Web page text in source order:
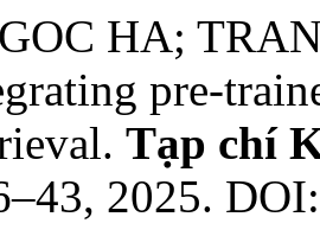
HA;
pre-
Tạp chí
2025.